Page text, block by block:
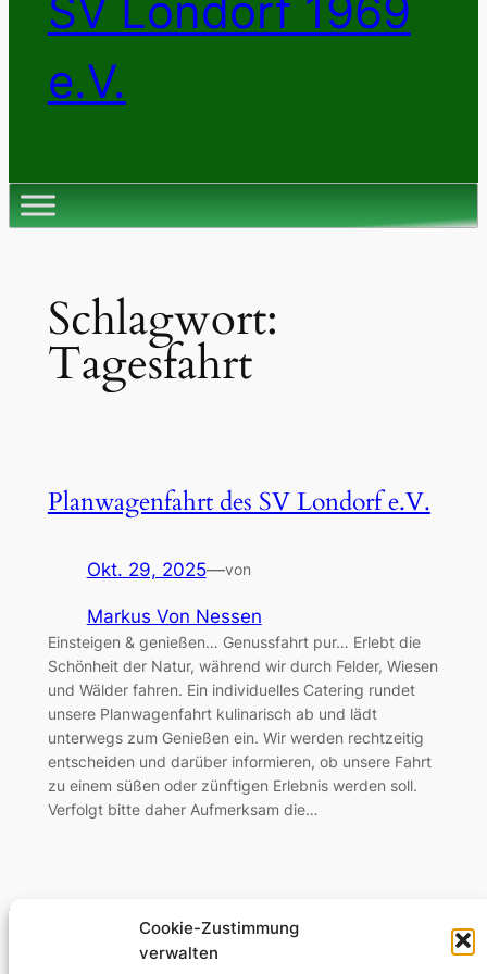
Cookie-Zustimmung
verwalten
SV Londorf 1969
e.V.
Schlagwort:
Tagesfahrt
Planwagenfahrt des SV Londorf e.V.
Okt. 29, 2025—von
Markus Von Nessen
Einsteigen & genießen… Genussfahrt pur… Erlebt die
Schönheit der Natur, während wir durch Felder, Wiesen
und Wälder fahren. Ein individuelles Catering rundet
unsere Planwagenfahrt kulinarisch ab und lädt
unterwegs zum Genießen ein. Wir werden rechtzeitig
entscheiden und darüber informieren, ob unsere Fahrt
zu einem süßen oder zünftigen Erlebnis werden soll.
Verfolgt bitte daher Aufmerksam die…